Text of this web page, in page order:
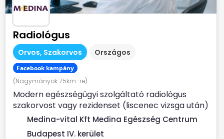
Radiológus
Orvos, Szakorvos Országos
Facebook kampány
(Nagymányok 75km-re)
Modern egészségügyi szolgáltató radiológus
szakorvost vagy rezidenset (liscenec vizsga után)
keres Rendelési...
Medina-vital Kft Medina Egészség Centrum
Budapest IV. kerület